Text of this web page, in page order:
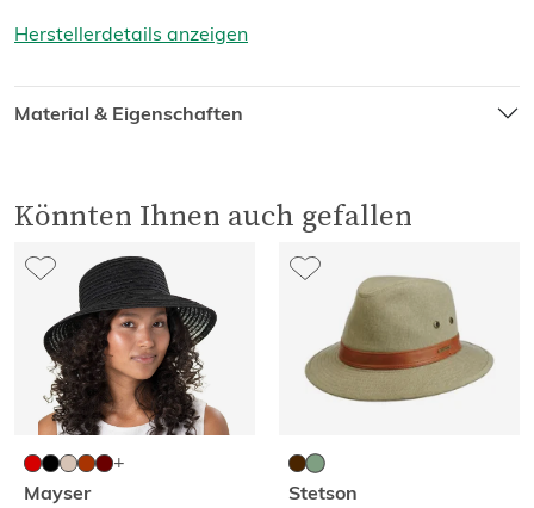
Herstellerdetails anzeigen
Material & Eigenschaften
Könnten Ihnen auch gefallen
Mayser Stetson